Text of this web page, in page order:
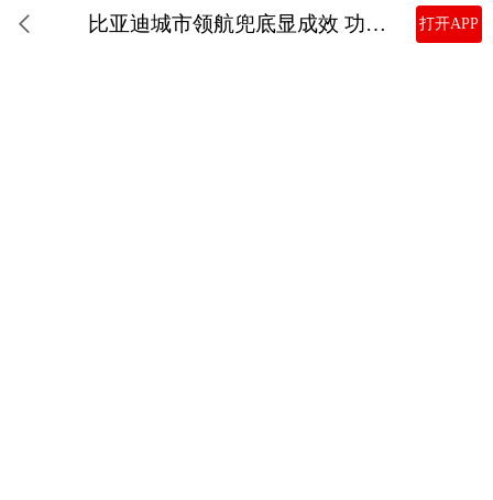
比亚迪城市领航兜底显成效 功能日活用户量提升50% 打开APP